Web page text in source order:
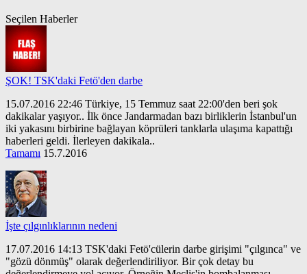
Seçilen Haberler
ŞOK! TSK'daki Fetö'den darbe
15.07.2016 22:46 Türkiye, 15 Temmuz saat 22:00'den beri şok
dakikalar yaşıyor.. İlk önce Jandarmadan bazı birliklerin İstanbul'un
iki yakasını birbirine bağlayan köprüleri tanklarla ulaşıma kapattığı
haberleri geldi. İlerleyen dakikala..
Tamamı 15.7.2016
İşte çılgınlıklarının nedeni
17.07.2016 14:13 TSK'daki Fetö'cülerin darbe girişimi "çılgınca" ve
"gözü dönmüş" olarak değerlendiriliyor. Bir çok detay bu